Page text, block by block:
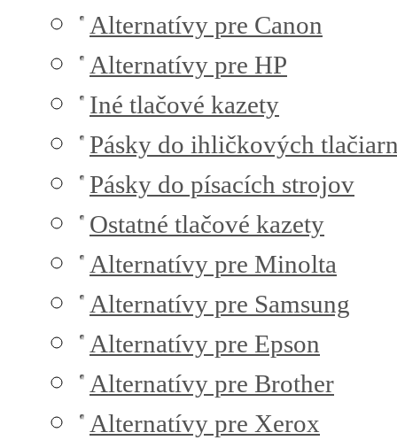
Alternatívy pre Canon
Alternatívy pre HP
Iné tlačové kazety
Pásky do ihličkových
Pásky do písacích strojov
Ostatné tlačové kazety
Alternatívy pre Minolta
Alternatívy pre Samsung
Alternatívy pre Epson
Alternatívy pre Brother
Alternatívy pre Xerox